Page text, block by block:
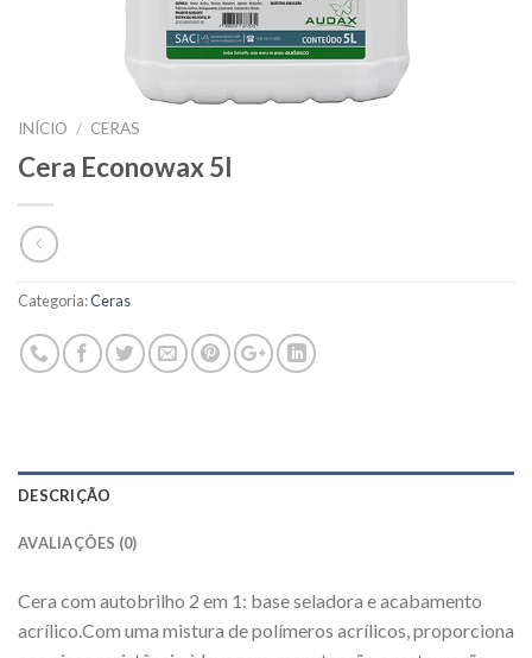
INÍCIO / CERAS
Cera Econowax 5l
Categoria:Ceras
DESCRIÇÃO
AVALIAÇÕES (0)
Cera com autobrilho 2 em 1: base seladora e acabamento
acrílico.Com uma mistura de polímeros acrílicos, proporciona